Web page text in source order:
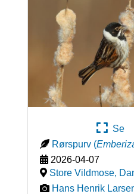
Se
Rørspurv (
2026-04-07
Store Vildmose,
Hans Henrik